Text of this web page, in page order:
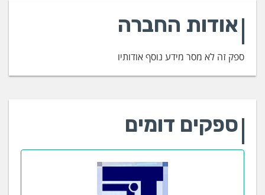
אודות החברה
ספק זה לא מסר מידע נוסף אודותיו
ספקים דומים